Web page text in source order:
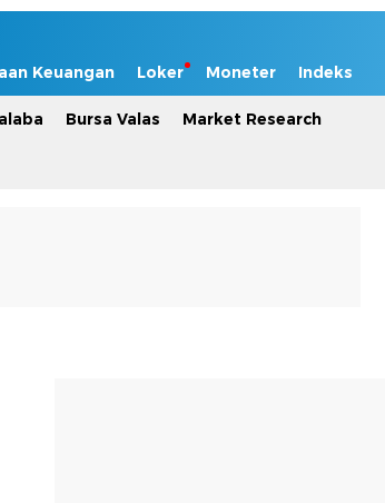
Keuangan Loker Moneter Indeks
Bursa Valas Market Research